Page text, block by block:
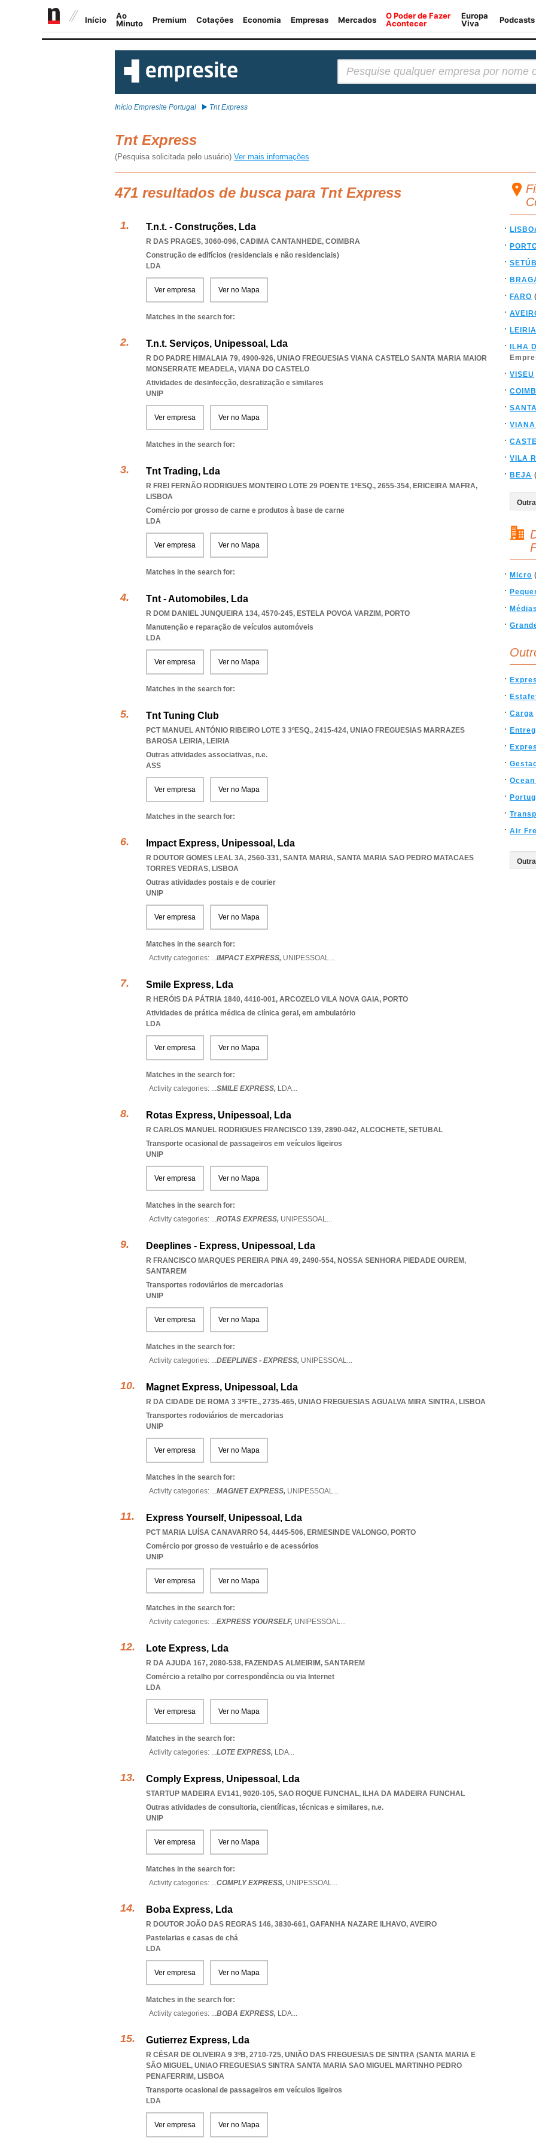
Início Empresite Portugal Tnt Express
Tnt Express
(Pesquisa solicitada pelo usuário) Ver mais informações
471 resultados de busca para Tnt Express
T.n.t. - Construções, Lda
R DAS PRAGES, 3060-096, CADIMA CANTANHEDE, COIMBRA
Construção de edifícios (residenciais e não residenciais)
LDA
Ver empresa Ver no Mapa
Matches in the search for:
T.n.t. Serviços, Unipessoal, Lda
R DO PADRE HIMALAIA 79, 4900-926, UNIAO FREGUESIAS VIANA CASTELO SANTA MARIA MAIOR
MONSERRATE MEADELA, VIANA DO CASTELO
Atividades de desinfecção, desratização e similares
UNIP
Ver empresa Ver no Mapa
Matches in the search for:
Tnt Trading, Lda
R FREI FERNÃO RODRIGUES MONTEIRO LOTE 29 POENTE 1ºESQ., 2655-354, ERICEIRA MAFRA,
LISBOA
Comércio por grosso de carne e produtos à base de carne
LDA
Ver empresa Ver no Mapa
Matches in the search for:
Tnt - Automobiles, Lda
R DOM DANIEL JUNQUEIRA 134, 4570-245, ESTELA POVOA VARZIM, PORTO
Manutenção e reparação de veículos automóveis
LDA
Ver empresa Ver no Mapa
Matches in the search for:
Tnt Tuning Club
PCT MANUEL ANTÓNIO RIBEIRO LOTE 3 3ºESQ., 2415-424, UNIAO FREGUESIAS MARRAZES
BAROSA LEIRIA, LEIRIA
Outras atividades associativas, n.e.
ASS
Ver empresa Ver no Mapa
Matches in the search for:
Impact Express, Unipessoal, Lda
R DOUTOR GOMES LEAL 3A, 2560-331, SANTA MARIA, SANTA MARIA SAO PEDRO MATACAES
TORRES VEDRAS, LISBOA
Outras atividades postais e de courier
UNIP
Ver empresa Ver no Mapa
Matches in the search for:
Activity categories: ...IMPACT EXPRESS, UNIPESSOAL...
Smile Express, Lda
R HERÓIS DA PÁTRIA 1840, 4410-001, ARCOZELO VILA NOVA GAIA, PORTO
Atividades de prática médica de clínica geral, em ambulatório
LDA
Ver empresa Ver no Mapa
Matches in the search for:
Activity categories: ...SMILE EXPRESS, LDA...
Rotas Express, Unipessoal, Lda
R CARLOS MANUEL RODRIGUES FRANCISCO 139, 2890-042, ALCOCHETE, SETUBAL
Transporte ocasional de passageiros em veículos ligeiros
UNIP
Ver empresa Ver no Mapa
Matches in the search for:
Activity categories: ...ROTAS EXPRESS, UNIPESSOAL...
Deeplines - Express, Unipessoal, Lda
R FRANCISCO MARQUES PEREIRA PINA 49, 2490-554, NOSSA SENHORA PIEDADE OUREM,
SANTAREM
Transportes rodoviários de mercadorias
UNIP
Ver empresa Ver no Mapa
Matches in the search for:
Activity categories: ...DEEPLINES - EXPRESS, UNIPESSOAL...
Magnet Express, Unipessoal, Lda
R DA CIDADE DE ROMA 3 3ºFTE., 2735-465, UNIAO FREGUESIAS AGUALVA MIRA SINTRA, LISBOA
Transportes rodoviários de mercadorias
UNIP
Ver empresa Ver no Mapa
Matches in the search for:
Activity categories: ...MAGNET EXPRESS, UNIPESSOAL...
Express Yourself, Unipessoal, Lda
PCT MARIA LUÍSA CANAVARRO 54, 4445-506, ERMESINDE VALONGO, PORTO
Comércio por grosso de vestuário e de acessórios
UNIP
Ver empresa Ver no Mapa
Matches in the search for:
Activity categories: ...EXPRESS YOURSELF, UNIPESSOAL...
Lote Express, Lda
R DA AJUDA 167, 2080-538, FAZENDAS ALMEIRIM, SANTAREM
Comércio a retalho por correspondência ou via Internet
LDA
Ver empresa Ver no Mapa
Matches in the search for:
Activity categories: ...LOTE EXPRESS, LDA...
Comply Express, Unipessoal, Lda
STARTUP MADEIRA EV141, 9020-105, SAO ROQUE FUNCHAL, ILHA DA MADEIRA FUNCHAL
Outras atividades de consultoria, científicas, técnicas e similares, n.e.
UNIP
Ver empresa Ver no Mapa
Matches in the search for:
Activity categories: ...COMPLY EXPRESS, UNIPESSOAL...
Boba Express, Lda
R DOUTOR JOÃO DAS REGRAS 146, 3830-661, GAFANHA NAZARE ILHAVO, AVEIRO
Pastelarias e casas de chá
LDA
Ver empresa Ver no Mapa
Matches in the search for:
Activity categories: ...BOBA EXPRESS, LDA...
Gutierrez Express, Lda
R CÉSAR DE OLIVEIRA 9 3ºB, 2710-725, UNIÃO DAS FREGUESIAS DE SINTRA (SANTA MARIA E
SÃO MIGUEL, UNIAO FREGUESIAS SINTRA SANTA MARIA SAO MIGUEL MARTINHO PEDRO
PENAFERRIM, LISBOA
Transporte ocasional de passageiros em veículos ligeiros
LDA
Ver empresa Ver no Mapa
FARO
LEIRIA
ILHA
VISEU
VILA
BEJA
Micro
Médias
Carga
Air